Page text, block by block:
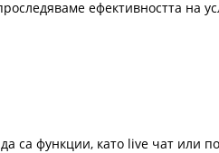
ефективността на
са функции, като live чат или